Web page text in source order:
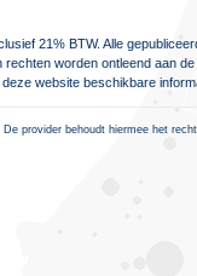
21% BTW. Alle
worden ontleend aan
website beschikbare
provider behoudt hiermee het